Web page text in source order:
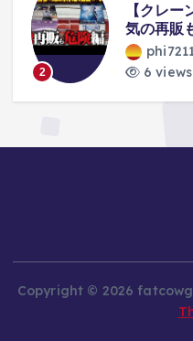
2
【クレ
気の再販
6 views
Copyright © 2026